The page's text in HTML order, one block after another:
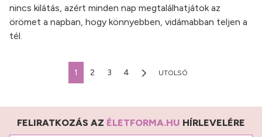
nincs kilátás, azért minden nap megtalálhatjátok az
örömet a napban, hogy könnyebben, vidámabban teljen a
tél.
1 2 3 4 UTOLSÓ
FELIRATKOZÁS AZ ÉLETFORMA.HU HÍRLEVELÉRE